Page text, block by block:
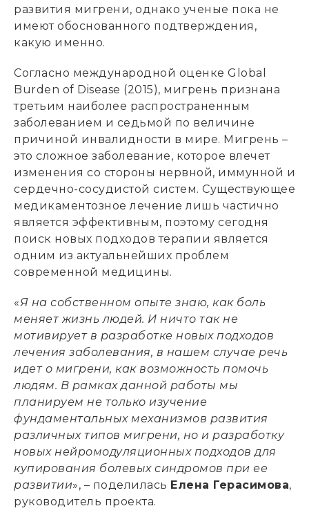
развития мигрени, однако ученые пока не
имеют обоснованного подтверждения,
какую именно.
Согласно международной оценке Global
Burden of Disease (2015), мигрень признана
третьим наиболее распространенным
заболеванием и седьмой по величине
причиной инвалидности в мире. Мигрень –
это сложное заболевание, которое влечет
изменения со стороны нервной, иммунной и
сердечно-сосудистой систем. Существующее
медикаментозное лечение лишь частично
является эффективным, поэтому сегодня
поиск новых подходов терапии является
одним из актуальнейших проблем
современной медицины.
«Я на собственном опыте знаю, как боль
меняет жизнь людей. И ничто так не
мотивирует в разработке новых подходов
лечения заболевания, в нашем случае речь
идет о мигрени, как возможность помочь
людям. В рамках данной работы мы
планируем не только изучение
фундаментальных механизмов развития
различных типов мигрени, но и разработку
новых нейромодуляционных подходов для
купирования болевых синдромов при ее
развитии», – поделилась Елена Герасимова,
руководитель проекта.